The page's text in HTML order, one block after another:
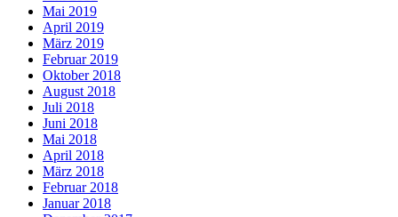
Mai 2019
April 2019
März 2019
Februar 2019
Oktober 2018
August 2018
Juli 2018
Juni 2018
Mai 2018
April 2018
März 2018
Februar 2018
Januar 2018